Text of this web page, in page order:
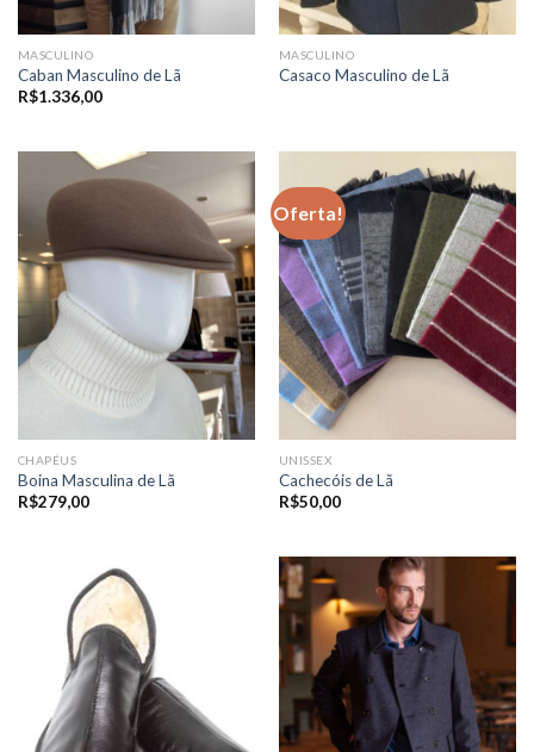
MASCULINO
Caban Masculino de Lã
R$1.336,00
MASCULINO
Casaco Masculino de Lã
CHAPÉUS
Boina Masculina de Lã
R$279,00
Oferta!
UNISSEX
Cachecóis de Lã
R$50,00